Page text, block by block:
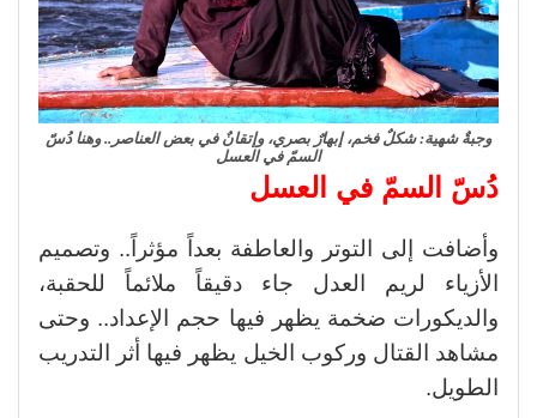
وجبةٌ شهية: شكلٌ فخم، إبهارٌ بصري، وإتقانٌ في بعض العناصر.. وهنا دُسّ
السمّ في العسل
دُسّ السمّ في العسل
وأضافت إلى التوتر والعاطفة بعداً مؤثراً.. وتصميم
الأزياء لريم العدل جاء دقيقاً ملائماً للحقبة،
والديكورات ضخمة يظهر فيها حجم الإعداد.. وحتى
مشاهد القتال وركوب الخيل يظهر فيها أثر التدريب
الطويل.